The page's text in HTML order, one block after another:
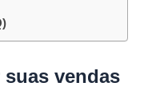
vendas